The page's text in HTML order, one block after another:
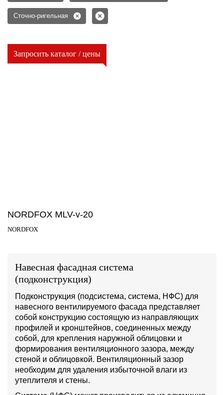
Сточно-ригельная
Запросить каталог / цены
NORDFOX MLV-v-20
NORDFOX
Навесная фасадная система
(подконструкция)
Подконструкция (подсистема, система, НФС) для
навесного вентилируемого фасада представляет
собой конструкцию состоящую из направляющих
профилей и кронштейнов, соединенных между
собой, для крепления наружной облицовки и
формирования вентиляционного зазора, между
стеной и облицовкой. Вентиляционный зазор
необходим для удаления избыточной влаги из
утеплителя и стены.